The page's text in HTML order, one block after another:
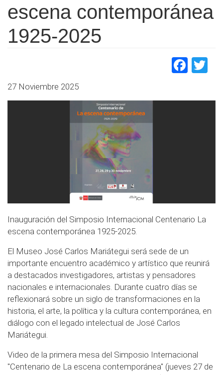
escena contemporánea
1925-2025
27 Noviembre 2025
Inauguración del Simposio Internacional Centenario La
escena contemporánea 1925-2025.
El Museo José Carlos Mariátegui será sede de un
importante encuentro académico y artístico que reunirá
a destacados investigadores, artistas y pensadores
nacionales e internacionales. Durante cuatro días se
reflexionará sobre un siglo de transformaciones en la
historia, el arte, la política y la cultura contemporánea, en
diálogo con el legado intelectual de José Carlos
Mariátegui.
Video de la primera mesa del Simposio Internacional
"Centenario de La escena contemporánea" (jueves 27 de